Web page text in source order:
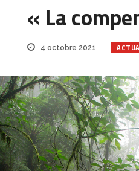
« La
4 octobre 2021